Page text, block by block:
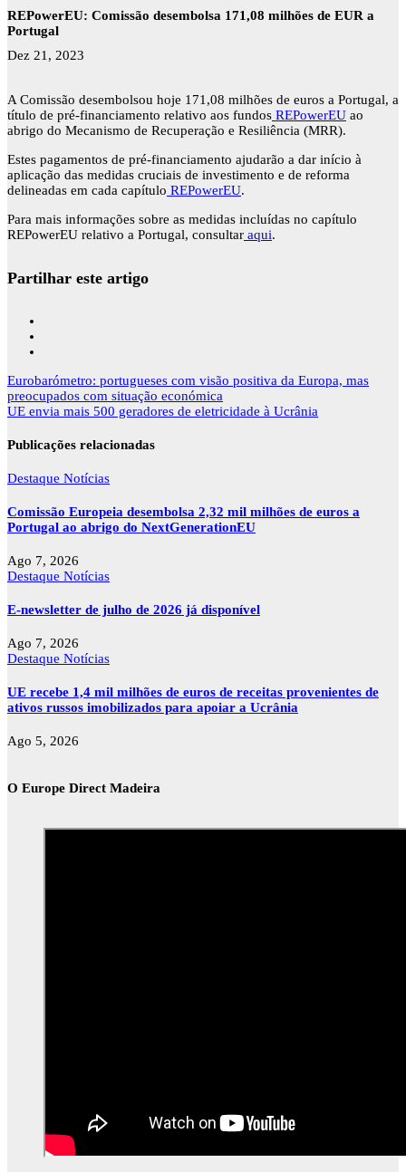
REPowerEU: Comissão desembolsa 171,08 milhões de EUR a
Portugal
Dez 21, 2023
A Comissão desembolsou hoje 171,08 milhões de euros a Portugal, a
título de pré-financiamento relativo aos fundos REPowerEU ao
abrigo do Mecanismo de Recuperação e Resiliência (MRR).
Estes pagamentos de pré-financiamento ajudarão a dar início à
aplicação das medidas cruciais de investimento e de reforma
delineadas em cada capítulo REPowerEU.
Para mais informações sobre as medidas incluídas no capítulo
REPowerEU relativo a Portugal, consultar aqui.
Partilhar este artigo
Navegação
de
artigos
Eurobarómetro: portugueses com visão positiva da Europa, mas
preocupados com situação económica
UE envia mais 500 geradores de eletricidade à Ucrânia
Publicações relacionadas
Destaque Notícias
Comissão Europeia desembolsa 2,32 mil milhões de euros a
Portugal ao abrigo do NextGenerationEU
Ago 7, 2026
Destaque Notícias
E-newsletter de julho de 2026 já disponível
Ago 7, 2026
Destaque Notícias
UE recebe 1,4 mil milhões de euros de receitas provenientes de
ativos russos imobilizados para apoiar a Ucrânia
Ago 5, 2026
O Europe Direct Madeira